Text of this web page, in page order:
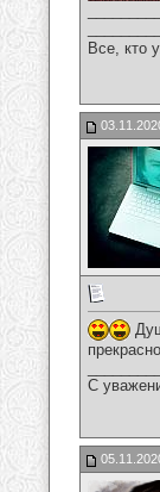
Все, кто
С